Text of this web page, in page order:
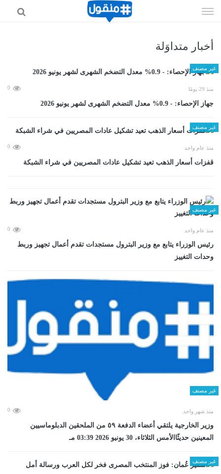
الى
أخبار متداوَلة
غير مصنف
منذ 29 يومًا 0
جهاز الإحصاء: - 0.9% معدل التضخم الشهرى لشهر يونيو 2026
غير مصنف
منذ عام واحد 0
قفزات أسعار الذهب تعيد تشكيل عادات المصريين في شراء الشبكة
غير مصنف
منذ عام واحد 0
رئيس الوزراء يتابع مع وزير البترول مستجدات تقدم أعمال تجهيز وربط
وحدات التغييز
غير مصنف
منذ شهر واحد 0
وزير الخارجية يلتقي أعضاء الدفعة ٥٩ من الملحقين الدبلوماسيين
المعينين حديثًاالأمس الثلاثاء، 30 يونيو 2026 03:39 مـ
غير مصنف